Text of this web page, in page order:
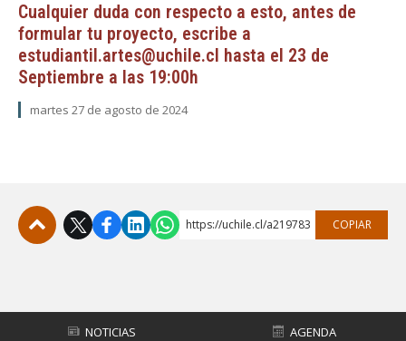
Cualquier duda con respecto a esto, antes de
formular tu proyecto, escribe a
estudiantil.artes@uchile.cl hasta el 23 de
Septiembre a las 19:00h
martes 27 de agosto de 2024
https://uchile.cl/a219783 COPIAR
NOTICIAS AGENDA